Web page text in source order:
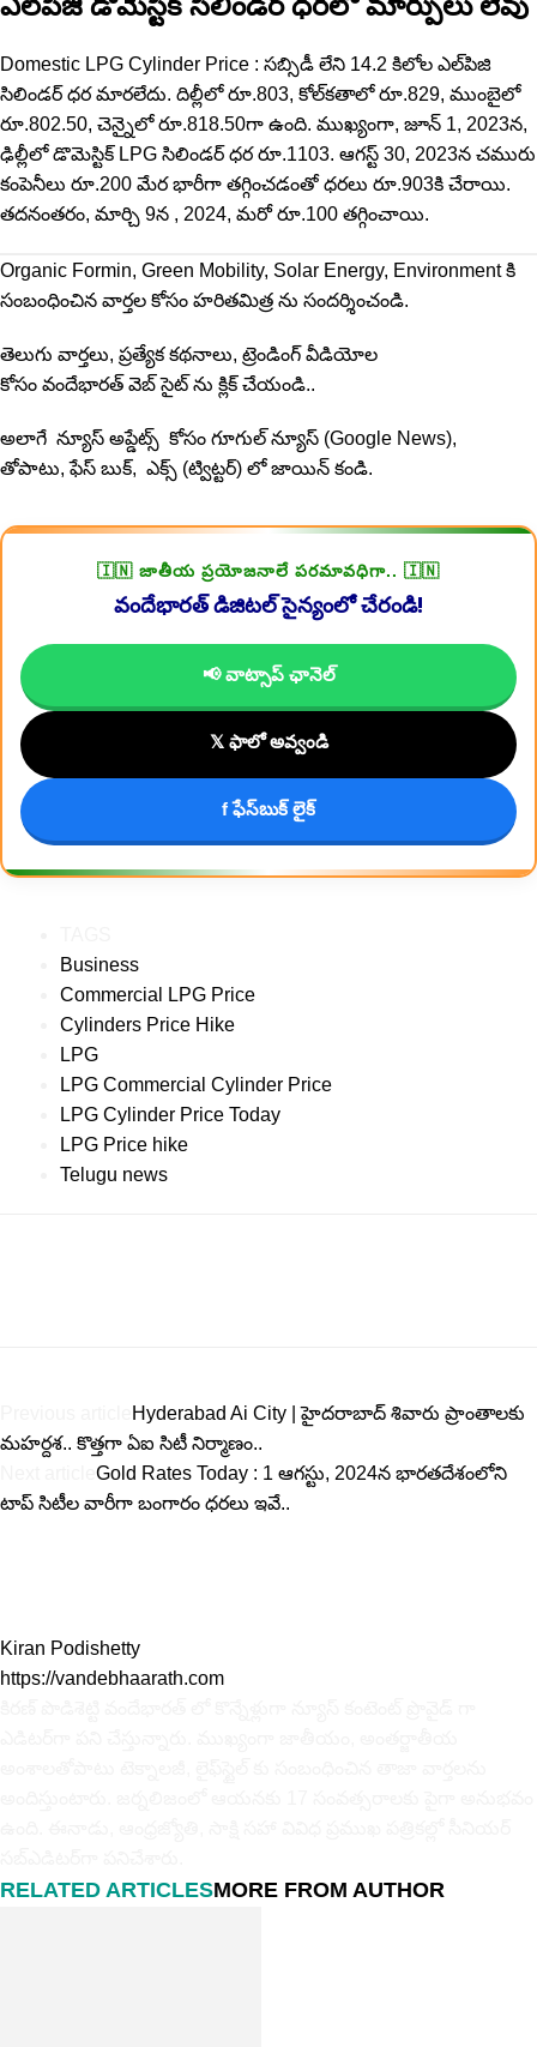
Domestic LPG Cylinder Price : సబ్సిడీ లేని 14.2 కిలోల ఎల్‌పిజి
సిలిండర్ ధర మారలేదు. దిల్లీలో రూ.803, కోల్‌కతాలో రూ.829, ముంబైలో
రూ.802.50, చెన్నైలో రూ.818.50గా ఉంది. ముఖ్యంగా, జూన్ 1, 2023న,
ఢిల్లీలో డొమెస్టిక్ LPG సిలిండర్ ధర రూ.1103. ఆగస్ట్ 30, 2023న చమురు
కంపెనీలు రూ.200 మేర భారీగా తగ్గించడంతో ధరలు రూ.903కి చేరాయి.
తదనంతరం, మార్చి 9న , 2024, మరో రూ.100 తగ్గించాయి.
Organic Formin, Green Mobility, Solar Energy, Environment కి
సంబంధించిన వార్తల కోసం హరితమిత్ర ను సందర్శించండి.
తెలుగు వార్తలు, ప్రత్యేక కథనాలు, ట్రెండింగ్ వీడియోల
కోసం వందేభారత్ వెబ్ సైట్ ను క్లిక్ చేయండి..
అలాగే న్యూస్ అప్డేట్స్ కోసం గూగుల్ న్యూస్ (Google News),
తోపాటు,ఫేస్ బుక్, ఎక్స్ (ట్విట్టర్) లో జాయిన్ కండి.
🇮🇳 జాతీయ ప్రయోజనాలే పరమావధిగా.. 🇮🇳
వందేభారత్ డిజిటల్ సైన్యంలో చేరండి!
📢 వాట్సాప్ ఛానెల్
𝕏 ఫాలో అవ్వండి
f ఫేస్‌బుక్ లైక్
Business
Commercial LPG Price
Cylinders Price Hike
LPG
LPG Commercial Cylinder Price
LPG Cylinder Price Today
LPG Price hike
Telugu news
Hyderabad Ai City | హైదరాబాద్ శివారు ప్రాంతాలకు
మహర్దశ.. కొత్తగా ఏఐ సిటీ నిర్మాణం..
Gold Rates Today : 1 ఆగస్టు, 2024న భారతదేశంలోని
టాప్ సిటీల వారీగా బంగారం ధరలు ఇవే..
Kiran Podishetty
https://vandebhaarath.com
RELATED ARTICLESMORE FROM AUTHOR